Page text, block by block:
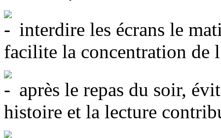
interdire les écrans le
facilite la concentration de
après le repas du soir,
histoire et la lecture